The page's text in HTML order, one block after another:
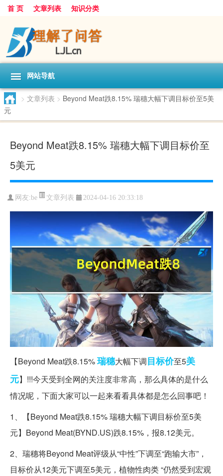
首 页 文章列表 知识分类
网站导航
> 文章列表 > Beyond Meat跌8.15% 瑞穗大幅下调目标价至5美
元
Beyond Meat跌8.15% 瑞穗大幅下调目标价至
5美元
网友:be 文章列表 2024-04-16 20:33:18
【Beyond Meat跌8.15%瑞穗大幅下调目标价至5美
元】!!!今天受到全网的关注度非常高，那么具体的是什么
情况呢，下面大家可以一起来看看具体都是怎么回事吧！
1、【Beyond Meat跌8.15% 瑞穗大幅下调目标价至5美
元】Beyond Meat(BYND.US)跌8.15%，报8.12美元。
2、瑞穗将Beyond Meat评级从“中性”下调至“跑输大市”，
目标价从12美元下调至5美元，植物性肉类 “仍然受到宏观